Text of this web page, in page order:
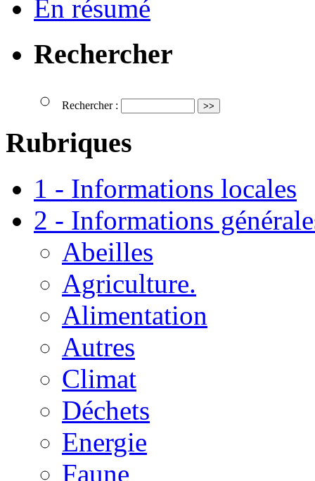
En résumé
Rechercher
Rechercher :
Rubriques
1 - Informations locales
2 - Informations
Abeilles
Agriculture.
Alimentation
Autres
Climat
Déchets
Energie
Faune